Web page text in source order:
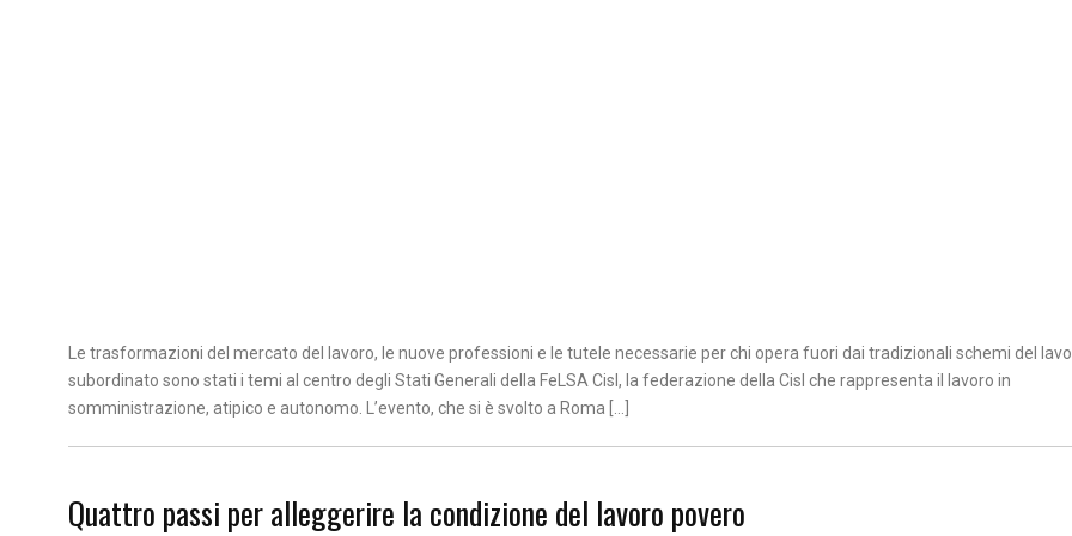
Le trasformazioni del mercato del lavoro, le nuove professioni e le tutele necessarie per chi opera fuori dai tradizionali schemi del
subordinato sono stati i temi al centro degli Stati Generali della FeLSA Cisl, la federazione della Cisl che rappresenta il lavoro in
somministrazione, atipico e autonomo. L’evento, che si è svolto a Roma […]
Quattro passi per alleggerire la condizione del lavoro povero